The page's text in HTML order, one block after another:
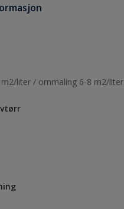
m2/liter / ommaling 6-8 m2/liter